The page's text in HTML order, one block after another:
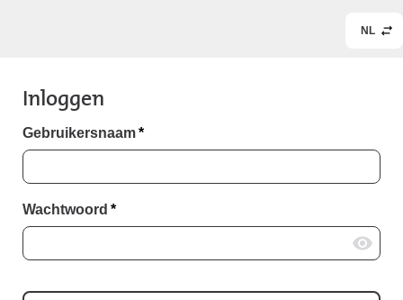
NL
Inloggen
Gebruikersnaam*
Wachtwoord *